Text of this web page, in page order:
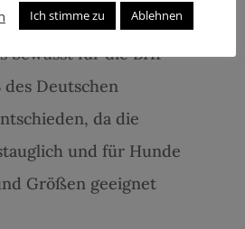
bewusst für die BHP
des Deutschen
da die
und für Hunde
Größen geeignet
Ich stimme zu Ablehnen